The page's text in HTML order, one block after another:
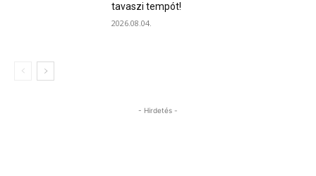
tavaszi tempót!
2026.08.04.
- Hirdetés -